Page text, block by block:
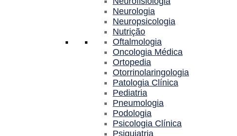
Neurologia
Neuropsicologia
Nutrição
Oftalmologia
Oncologia Médica
Ortopedia
Otorrinolaringologia
Patologia Clínica
Pediatria
Pneumologia
Podologia
Psicologia Clínica
Psiquiatria